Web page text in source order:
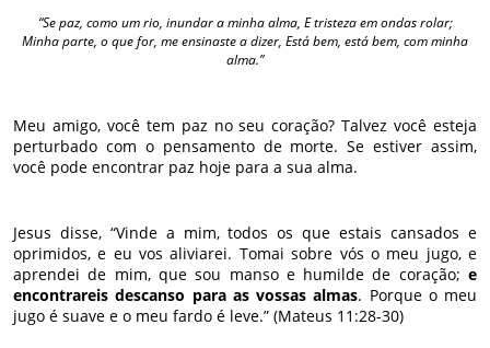
“Se paz, como um rio, inundar a minha alma, E tristeza em ondas rolar;
Minha parte, o que for, me ensinaste a dizer, Está bem, está bem, com minha
alma.”
Meu amigo, você tem paz no seu coração? Talvez você esteja
perturbado com o pensamento de morte. Se estiver assim,
você pode encontrar paz hoje para a sua alma.
Jesus disse, “Vinde a mim, todos os que estais cansados e
oprimidos, e eu vos aliviarei. Tomai sobre vós o meu jugo, e
aprendei de mim, que sou manso e humilde de coração; e
encontrareis descanso para as vossas almas. Porque o meu
jugo é suave e o meu fardo é leve.” (Mateus 11:28-30)